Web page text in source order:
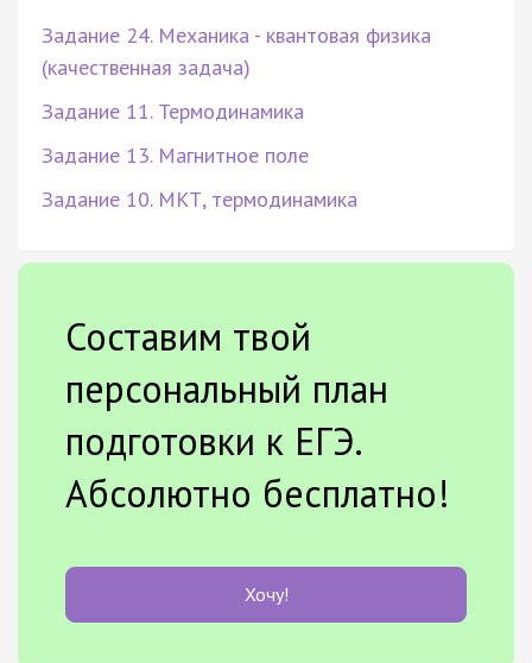
Задание 24. Механика - квантовая физика
(качественная задача)
Задание 11. Термодинамика
Задание 13. Магнитное поле
Задание 10. МКТ, термодинамика
Составим твой
персональный план
подготовки к ЕГЭ.
Абсолютно бесплатно!
Хочу!